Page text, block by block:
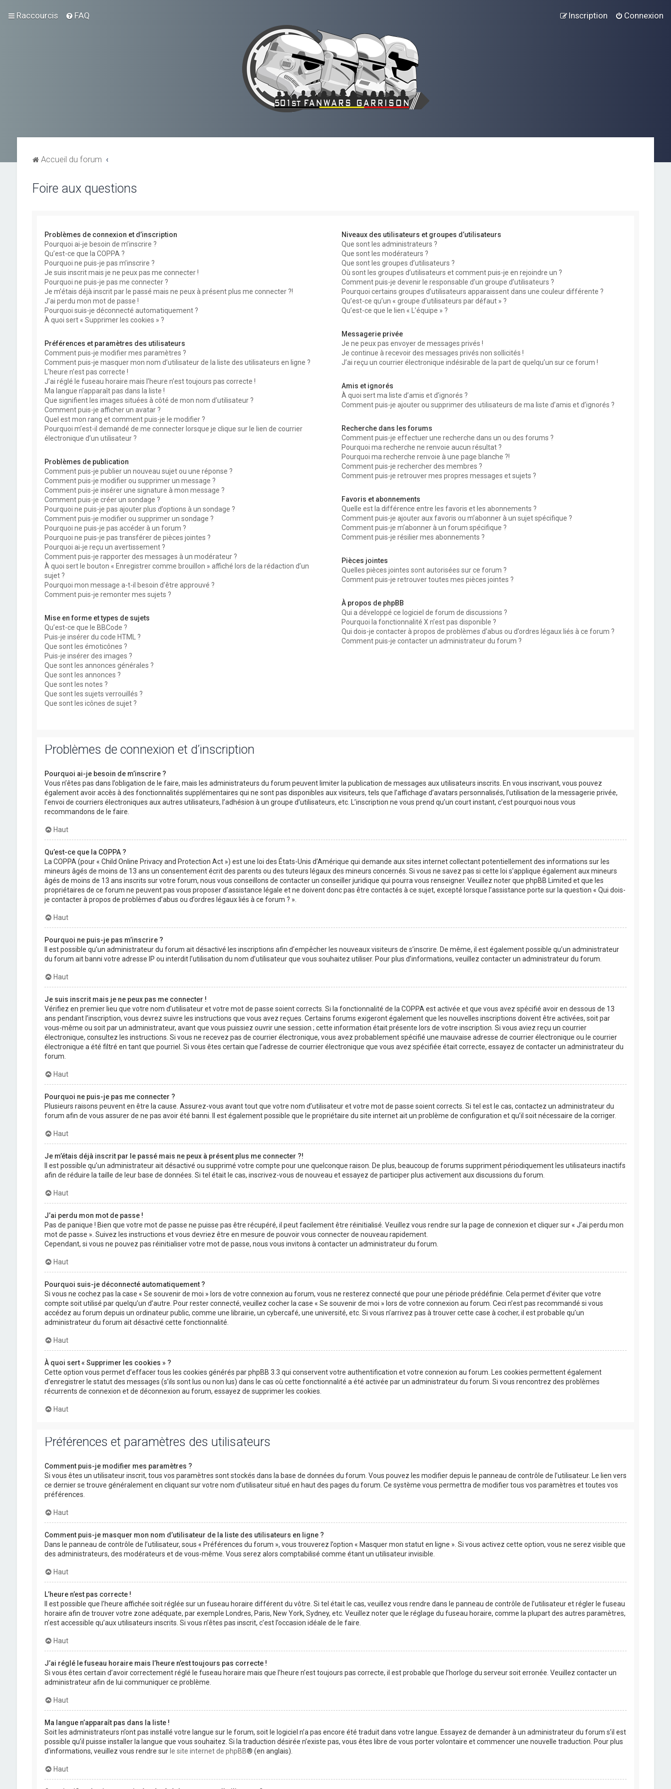
Raccourcis FAQ Connexion
Inscription
Accueil du forum
Foire aux questions
Problèmes de connexion et d’inscription
Pourquoi ai-je besoin de m’inscrire ?
Qu’est-ce que la COPPA ?
Pourquoi ne puis-je pas m’inscrire ?
Je suis inscrit mais je ne peux pas me connecter !
Pourquoi ne puis-je pas me connecter ?
Je m’étais déjà inscrit par le passé mais ne peux à présent plus me connecter ?!
J’ai perdu mon mot de passe !
Pourquoi suis-je déconnecté automatiquement ?
À quoi sert « Supprimer les cookies » ?
Préférences et paramètres des utilisateurs
Comment puis-je modifier mes paramètres ?
Comment puis-je masquer mon nom d’utilisateur de la liste des utilisateurs en ligne ?
L’heure n’est pas correcte !
J’ai réglé le fuseau horaire mais l’heure n’est toujours pas correcte !
Ma langue n’apparaît pas dans la liste !
Que signifient les images situées à côté de mon nom d’utilisateur ?
Comment puis-je afficher un avatar ?
Quel est mon rang et comment puis-je le modifier ?
Pourquoi m’est-il demandé de me connecter lorsque je clique sur le lien de courrier
électronique d’un utilisateur ?
Problèmes de publication
Comment puis-je publier un nouveau sujet ou une réponse ?
Comment puis-je modifier ou supprimer un message ?
Comment puis-je insérer une signature à mon message ?
Comment puis-je créer un sondage ?
Pourquoi ne puis-je pas ajouter plus d’options à un sondage ?
Comment puis-je modifier ou supprimer un sondage ?
Pourquoi ne puis-je pas accéder à un forum ?
Pourquoi ne puis-je pas transférer de pièces jointes ?
Pourquoi ai-je reçu un avertissement ?
Comment puis-je rapporter des messages à un modérateur ?
À quoi sert le bouton « Enregistrer comme brouillon » affiché lors de la rédaction d’un
sujet ?
Pourquoi mon message a-t-il besoin d’être approuvé ?
Comment puis-je remonter mes sujets ?
Mise en forme et types de sujets
Qu’est-ce que le BBCode ?
Puis-je insérer du code HTML ?
Que sont les émoticônes ?
Puis-je insérer des images ?
Que sont les annonces générales ?
Que sont les annonces ?
Que sont les notes ?
Que sont les sujets verrouillés ?
Que sont les icônes de sujet ?
Niveaux des utilisateurs et groupes d’utilisateurs
Que sont les administrateurs ?
Que sont les modérateurs ?
Que sont les groupes d’utilisateurs ?
Où sont les groupes d’utilisateurs et comment puis-je en rejoindre un ?
Comment puis-je devenir le responsable d’un groupe d’utilisateurs ?
Pourquoi certains groupes d’utilisateurs apparaissent dans une couleur différente ?
Qu’est-ce qu’un « groupe d’utilisateurs par défaut » ?
Qu’est-ce que le lien « L’équipe » ?
Messagerie privée
Je ne peux pas envoyer de messages privés !
Je continue à recevoir des messages privés non sollicités !
J’ai reçu un courrier électronique indésirable de la part de quelqu’un sur ce forum !
Amis et ignorés
À quoi sert ma liste d’amis et d’ignorés ?
Comment puis-je ajouter ou supprimer des utilisateurs de ma liste d’amis et d’ignorés ?
Recherche dans les forums
Comment puis-je effectuer une recherche dans un ou des forums ?
Pourquoi ma recherche ne renvoie aucun résultat ?
Pourquoi ma recherche renvoie à une page blanche ?!
Comment puis-je rechercher des membres ?
Comment puis-je retrouver mes propres messages et sujets ?
Favoris et abonnements
Quelle est la différence entre les favoris et les abonnements ?
Comment puis-je ajouter aux favoris ou m’abonner à un sujet spécifique ?
Comment puis-je m’abonner à un forum spécifique ?
Comment puis-je résilier mes abonnements ?
Pièces jointes
Quelles pièces jointes sont autorisées sur ce forum ?
Comment puis-je retrouver toutes mes pièces jointes ?
À propos de phpBB
Qui a développé ce logiciel de forum de discussions ?
Pourquoi la fonctionnalité X n’est pas disponible ?
Qui dois-je contacter à propos de problèmes d’abus ou d’ordres légaux liés à ce forum ?
Comment puis-je contacter un administrateur du forum ?
Problèmes de connexion et d’inscription
Pourquoi ai-je besoin de m’inscrire ?
Vous n’êtes pas dans l’obligation de le faire, mais les administrateurs du forum peuvent limiter la publication de messages aux utilisateurs inscrits. En vous inscrivant, vous pouvez
également avoir accès à des fonctionnalités supplémentaires qui ne sont pas disponibles aux visiteurs, tels que l’affichage d’avatars personnalisés, l’utilisation de la messagerie privée,
l’envoi de courriers électroniques aux autres utilisateurs, l’adhésion à un groupe d’utilisateurs, etc. L’inscription ne vous prend qu’un court instant, c’est pourquoi nous vous
recommandons de le faire.
Haut
Qu’est-ce que la COPPA ?
La COPPA (pour « Child Online Privacy and Protection Act ») est une loi des États-Unis d’Amérique qui demande aux sites internet collectant potentiellement des informations sur les
mineurs âgés de moins de 13 ans un consentement écrit des parents ou des tuteurs légaux des mineurs concernés. Si vous ne savez pas si cette loi s’applique également aux mineurs
âgés de moins de 13 ans inscrits sur votre forum, nous vous conseillons de contacter un conseiller juridique qui pourra vous renseigner. Veuillez noter que phpBB Limited et que les
propriétaires de ce forum ne peuvent pas vous proposer d’assistance légale et ne doivent donc pas être contactés à ce sujet, excepté lorsque l’assistance porte sur la question « Qui dois-
je contacter à propos de problèmes d’abus ou d’ordres légaux liés à ce forum ? ».
Haut
Pourquoi ne puis-je pas m’inscrire ?
Il est possible qu’un administrateur du forum ait désactivé les inscriptions afin d’empêcher les nouveaux visiteurs de s’inscrire. De même, il est également possible qu’un administrateur
du forum ait banni votre adresse IP ou interdit l’utilisation du nom d’utilisateur que vous souhaitez utiliser. Pour plus d’informations, veuillez contacter un administrateur du forum.
Haut
Je suis inscrit mais je ne peux pas me connecter !
Vérifiez en premier lieu que votre nom d’utilisateur et votre mot de passe soient corrects. Si la fonctionnalité de la COPPA est activée et que vous avez spécifié avoir en dessous de 13
ans pendant l’inscription, vous devrez suivre les instructions que vous avez reçues. Certains forums exigeront également que les nouvelles inscriptions doivent être activées, soit par
vous-même ou soit par un administrateur, avant que vous puissiez ouvrir une session ; cette information était présente lors de votre inscription. Si vous aviez reçu un courrier
électronique, consultez les instructions. Si vous ne recevez pas de courrier électronique, vous avez probablement spécifié une mauvaise adresse de courrier électronique ou le courrier
électronique a été filtré en tant que pourriel. Si vous êtes certain que l’adresse de courrier électronique que vous avez spécifiée était correcte, essayez de contacter un administrateur du
forum.
Haut
Pourquoi ne puis-je pas me connecter ?
Plusieurs raisons peuvent en être la cause. Assurez-vous avant tout que votre nom d’utilisateur et votre mot de passe soient corrects. Si tel est le cas, contactez un administrateur du
forum afin de vous assurer de ne pas avoir été banni. Il est également possible que le propriétaire du site internet ait un problème de configuration et qu’il soit nécessaire de la corriger.
Haut
Je m’étais déjà inscrit par le passé mais ne peux à présent plus me connecter ?!
Il est possible qu’un administrateur ait désactivé ou supprimé votre compte pour une quelconque raison. De plus, beaucoup de forums suppriment périodiquement les utilisateurs inactifs
afin de réduire la taille de leur base de données. Si tel était le cas, inscrivez-vous de nouveau et essayez de participer plus activement aux discussions du forum.
Haut
J’ai perdu mon mot de passe !
Pas de panique ! Bien que votre mot de passe ne puisse pas être récupéré, il peut facilement être réinitialisé. Veuillez vous rendre sur la page de connexion et cliquer sur « J’ai perdu mon
mot de passe ». Suivez les instructions et vous devriez être en mesure de pouvoir vous connecter de nouveau rapidement.
Cependant, si vous ne pouvez pas réinitialiser votre mot de passe, nous vous invitons à contacter un administrateur du forum.
Haut
Pourquoi suis-je déconnecté automatiquement ?
Si vous ne cochez pas la case « Se souvenir de moi » lors de votre connexion au forum, vous ne resterez connecté que pour une période prédéfinie. Cela permet d’éviter que votre
compte soit utilisé par quelqu’un d’autre. Pour rester connecté, veuillez cocher la case « Se souvenir de moi » lors de votre connexion au forum. Ceci n’est pas recommandé si vous
accédez au forum depuis un ordinateur public, comme une librairie, un cybercafé, une université, etc. Si vous n’arrivez pas à trouver cette case à cocher, il est probable qu’un
administrateur du forum ait désactivé cette fonctionnalité.
Haut
À quoi sert « Supprimer les cookies » ?
Cette option vous permet d’effacer tous les cookies générés par phpBB 3.3 qui conservent votre authentification et votre connexion au forum. Les cookies permettent également
d’enregistrer le statut des messages (s’ils sont lus ou non lus) dans le cas où cette fonctionnalité a été activée par un administrateur du forum. Si vous rencontrez des problèmes
récurrents de connexion et de déconnexion au forum, essayez de supprimer les cookies.
Haut
Préférences et paramètres des utilisateurs
Comment puis-je modifier mes paramètres ?
Si vous êtes un utilisateur inscrit, tous vos paramètres sont stockés dans la base de données du forum. Vous pouvez les modifier depuis le panneau de contrôle de l’utilisateur. Le lien vers
ce dernier se trouve généralement en cliquant sur votre nom d’utilisateur situé en haut des pages du forum. Ce système vous permettra de modifier tous vos paramètres et toutes vos
préférences.
Haut
Comment puis-je masquer mon nom d’utilisateur de la liste des utilisateurs en ligne ?
Dans le panneau de contrôle de l’utilisateur, sous « Préférences du forum », vous trouverez l’option « Masquer mon statut en ligne ». Si vous activez cette option, vous ne serez visible que
des administrateurs, des modérateurs et de vous-même. Vous serez alors comptabilisé comme étant un utilisateur invisible.
Haut
L’heure n’est pas correcte !
Il est possible que l’heure affichée soit réglée sur un fuseau horaire différent du vôtre. Si tel était le cas, veuillez vous rendre dans le panneau de contrôle de l’utilisateur et régler le fuseau
horaire afin de trouver votre zone adéquate, par exemple Londres, Paris, New York, Sydney, etc. Veuillez noter que le réglage du fuseau horaire, comme la plupart des autres paramètres,
n’est accessible qu’aux utilisateurs inscrits. Si vous n’êtes pas inscrit, c’est l’occasion idéale de le faire.
Haut
J’ai réglé le fuseau horaire mais l’heure n’est toujours pas correcte !
Si vous êtes certain d’avoir correctement réglé le fuseau horaire mais que l’heure n’est toujours pas correcte, il est probable que l’horloge du serveur soit erronée. Veuillez contacter un
administrateur afin de lui communiquer ce problème.
Haut
Ma langue n’apparaît pas dans la liste !
Soit les administrateurs n’ont pas installé votre langue sur le forum, soit le logiciel n’a pas encore été traduit dans votre langue. Essayez de demander à un administrateur du forum s’il est
possible qu’il puisse installer la langue que vous souhaitez. Si la traduction désirée n’existe pas, vous êtes libre de vous porter volontaire et commencer une nouvelle traduction. Pour plus
d’informations, veuillez vous rendre sur le site internet de phpBB® (en anglais).
Haut